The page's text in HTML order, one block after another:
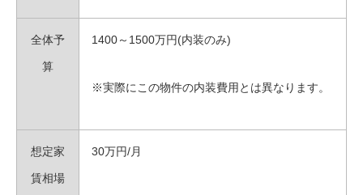
全体予
算
1400～1500万円(内装のみ)
※実際にこの物件の内装費用とは異なります。
想定家
賃相場
30万円/月